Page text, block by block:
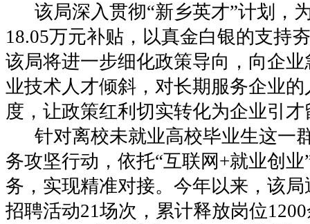
该局深入贯彻“新乡英才”计划，
18.05万元补贴，以真金白银的支持
该局将进一步细化政策导向，向企
业技术人才倾斜，对长期服务企业
度，让政策红利切实转化为企业引
针对离校未就业高校毕业生这一
务攻坚行动，依托“互联网+就业创业
务，实现精准对接。今年以来，该
招聘活动21场次，累计释放岗位